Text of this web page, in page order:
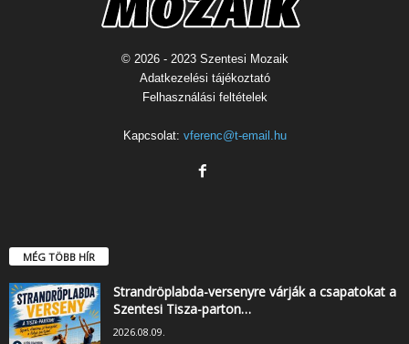
© 2026 - 2023 Szentesi Mozaik
Adatkezelési tájékoztató
Felhasználási feltételek
Kapcsolat: vferenc@t-email.hu
MÉG TÖBB HÍR
Strandröplabda-versenyre várják a csapatokat a
Szentesi Tisza-parton…
2026.08.09.